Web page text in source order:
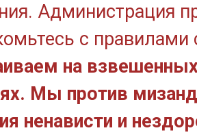
Администрация
с правилами
на
Мы против
ненависти и